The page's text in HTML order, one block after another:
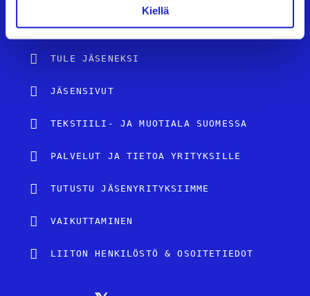
Kiellä
AVOIMET TYÖPAIKAT
TULE JÄSENEKSI
JÄSENSIVUT
TEKSTIILI- JA MUOTIALA SUOMESSA
PALVELUT JA TIETOA YRITYKSILLE
TUTUSTU JÄSENYRITYKSIIMME
VAIKUTTAMINEN
LIITON HENKILÖSTÖ & OSOITETIEDOT